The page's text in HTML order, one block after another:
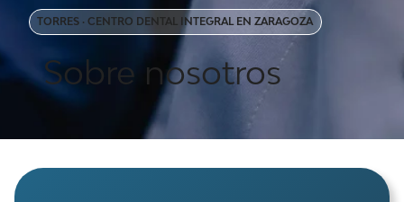
TORRES · CENTRO DENTAL INTEGRAL EN ZARAGOZA
Sobre nosotros